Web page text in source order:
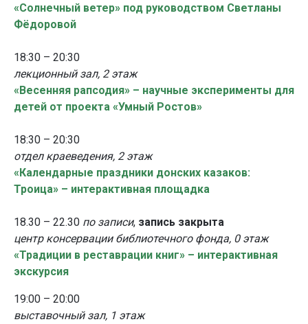
«Солнечный ветер» под руководством Светланы
Фёдоровой
18:30 – 20:30
лекционный зал, 2 этаж
«Весенняя рапсодия» – научные эксперименты для
детей от проекта «Умный Ростов»
18:30 – 20:30
отдел краеведения, 2 этаж
«Календарные праздники донских казаков:
Троица» – интерактивная площадка
18.30 – 22.30 по записи, запись закрыта
центр консервации библиотечного фонда, 0 этаж
«Традиции в реставрации книг» – интерактивная
экскурсия
19:00 – 20:00
выставочный зал, 1 этаж